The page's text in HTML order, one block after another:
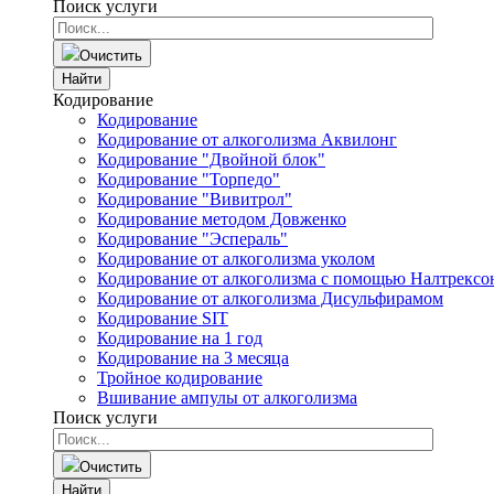
Поиск услуги
Очистить
Найти
Кодирование
Кодирование
Кодирование от алкоголизма Аквилонг
Кодирование "Двойной блок"
Кодирование "Торпедо"
Кодирование "Вивитрол"
Кодирование методом Довженко
Кодирование "Эспераль"
Кодирование от алкоголизма уколом
Кодирование от алкоголизма с помощью
Кодирование от алкоголизма Дисульфирамом
Кодирование SIT
Кодирование на 1 год
Кодирование на 3 месяца
Тройное кодирование
Вшивание ампулы от алкоголизма
Поиск услуги
Очистить
Найти